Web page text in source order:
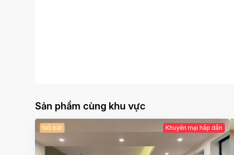
Sản phẩm cùng khu vực
Nổi bật Khuyến mại hấp dẫn